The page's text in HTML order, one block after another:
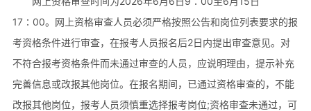
17∶00。网上资格审查人员必须严格按照公告和岗位列表要求的报
考资格条件进行审查，在报考人员报名后2日内提出审查意见。对
不符合报考资格条件而未通过审查的人员，应说明理由，提示补充
完善信息或改报其他岗位。在报名期间，已通过资格审查的，不能
改报其他岗位，报考人员须慎重选择报考岗位;资格审查未通过，可